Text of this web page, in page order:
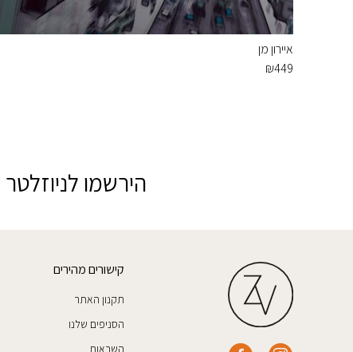
איירון מן
₪449
הירשמו
קישורים מהירים
תקנון האתר
הסניפים שלנו
השראות